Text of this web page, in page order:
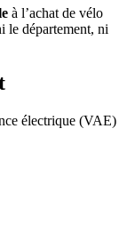
à l’achat de vélo
le département, ni
électrique (VAE)